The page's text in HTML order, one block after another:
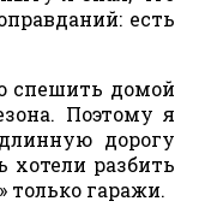
есть
спешить домой
Поэтому я
дорогу
хотели разбить
только гаражи.